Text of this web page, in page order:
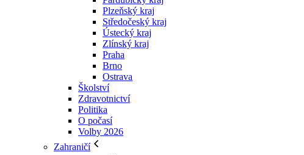
Plzeňský kraj
Středočeský kraj
Ústecký kraj
Zlínský kraj
Praha
Brno
Ostrava
Školství
Zdravotnictví
Politika
O počasí
Volby 2026
Zahraničí